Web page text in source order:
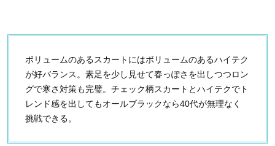
ボリュームのあるスカートにはボリュームのあるハイテク
が好バランス。素足を少し見せて春っぽさを出しつつロン
グで寒さ対策も完璧。チェック柄スカートとハイテクでト
レンド感を出してもオールブラックなら40代が無理なく
挑戦できる。